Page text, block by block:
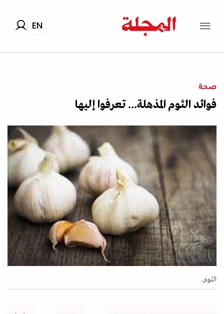
EN
صحة
فوائد الثوم المذهلة... تعرفوا إليها
الثوم.